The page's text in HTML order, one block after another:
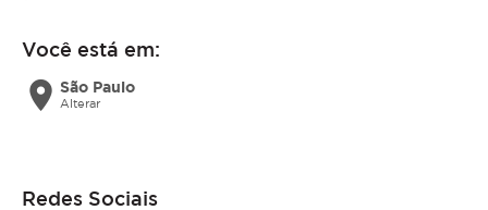
Você está em:
location_on São Paulo
Alterar
Redes Sociais